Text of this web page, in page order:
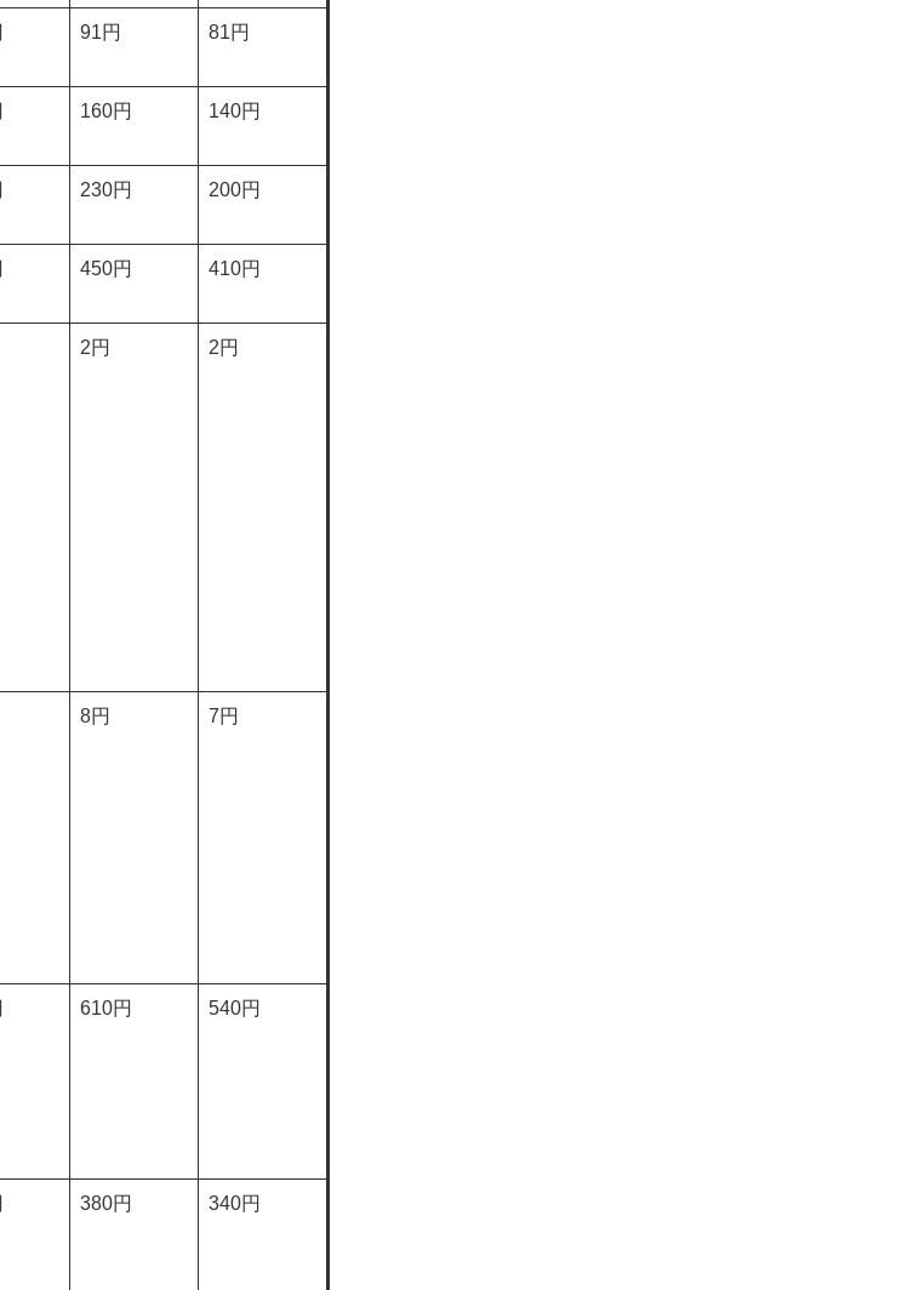
91円 81円
160円 140円
230円 200円
450円 410円
2円 2円
8円 7円
610円 540円
380円 340円